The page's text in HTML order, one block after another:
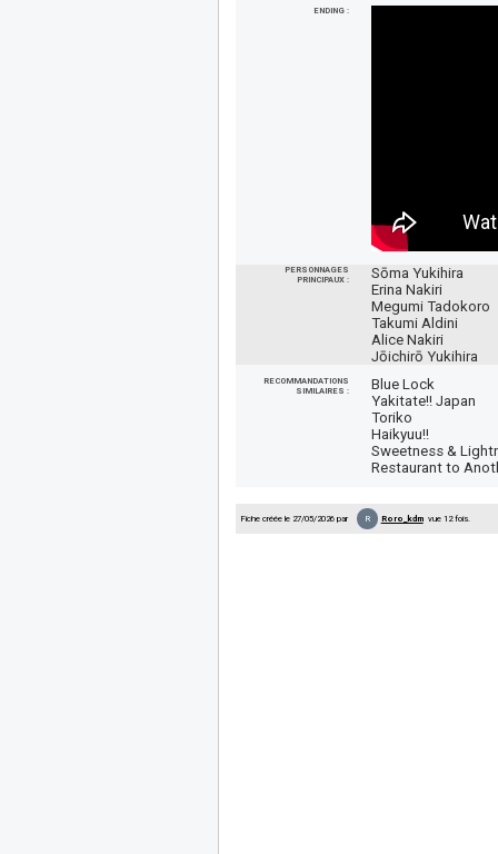
ENDING :
PERSONNAGES
PRINCIPAUX :
Sōma Yukihira
Erina Nakiri
Megumi Tadokoro
Takumi Aldini
Alice Nakiri
Jōichirō Yukihira
RECOMMANDATIONS
SIMILAIRES :
Blue Lock
Yakitate!! Japan
Toriko
Haikyuu!!
Sweetness &
Restaurant to
Fiche créée le 27/05/2026 par R Roro_kdmvue 12 fois.